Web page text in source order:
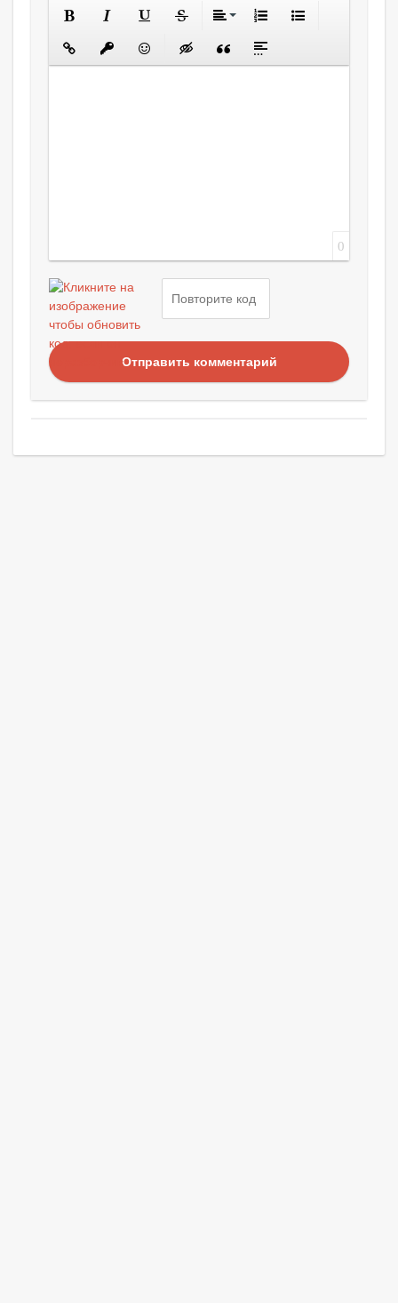
0
Отправить комментарий